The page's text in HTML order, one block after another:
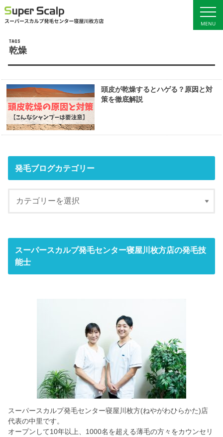
MENU
ホーム
女性の発毛 店舗概要・アクセス
男性の発毛
27-30
604
乾燥
頭皮が乾燥するとハゲる？原因と対
策を徹底解説
発毛ブログカテゴリー
スーパースカルプ発毛センター寝屋川枚方店の発毛技
能士
スーパースカルプ発毛センター寝屋川枚方(ねやがわひらかた)店
代表の中里です。
オープンして10年以上、1000名を超える薄毛の方々をカウンセリ